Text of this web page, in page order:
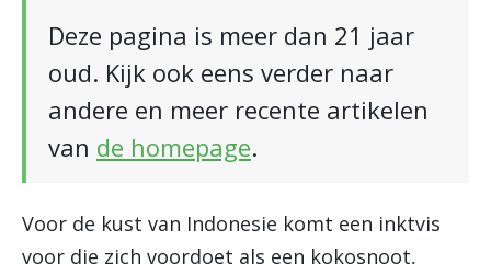
Deze pagina is meer dan 21 jaar
oud. Kijk ook eens verder naar
andere en meer recente artikelen
van de homepage.
Voor de kust van Indonesie komt een inktvis
voor die zich voordoet als een kokosnoot,